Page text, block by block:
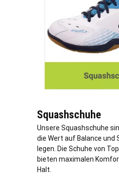
Squashschuhe
Unsere Squashschuhe
die Wert auf Balance
legen. Die Schuhe von
bieten maximalen
Halt.